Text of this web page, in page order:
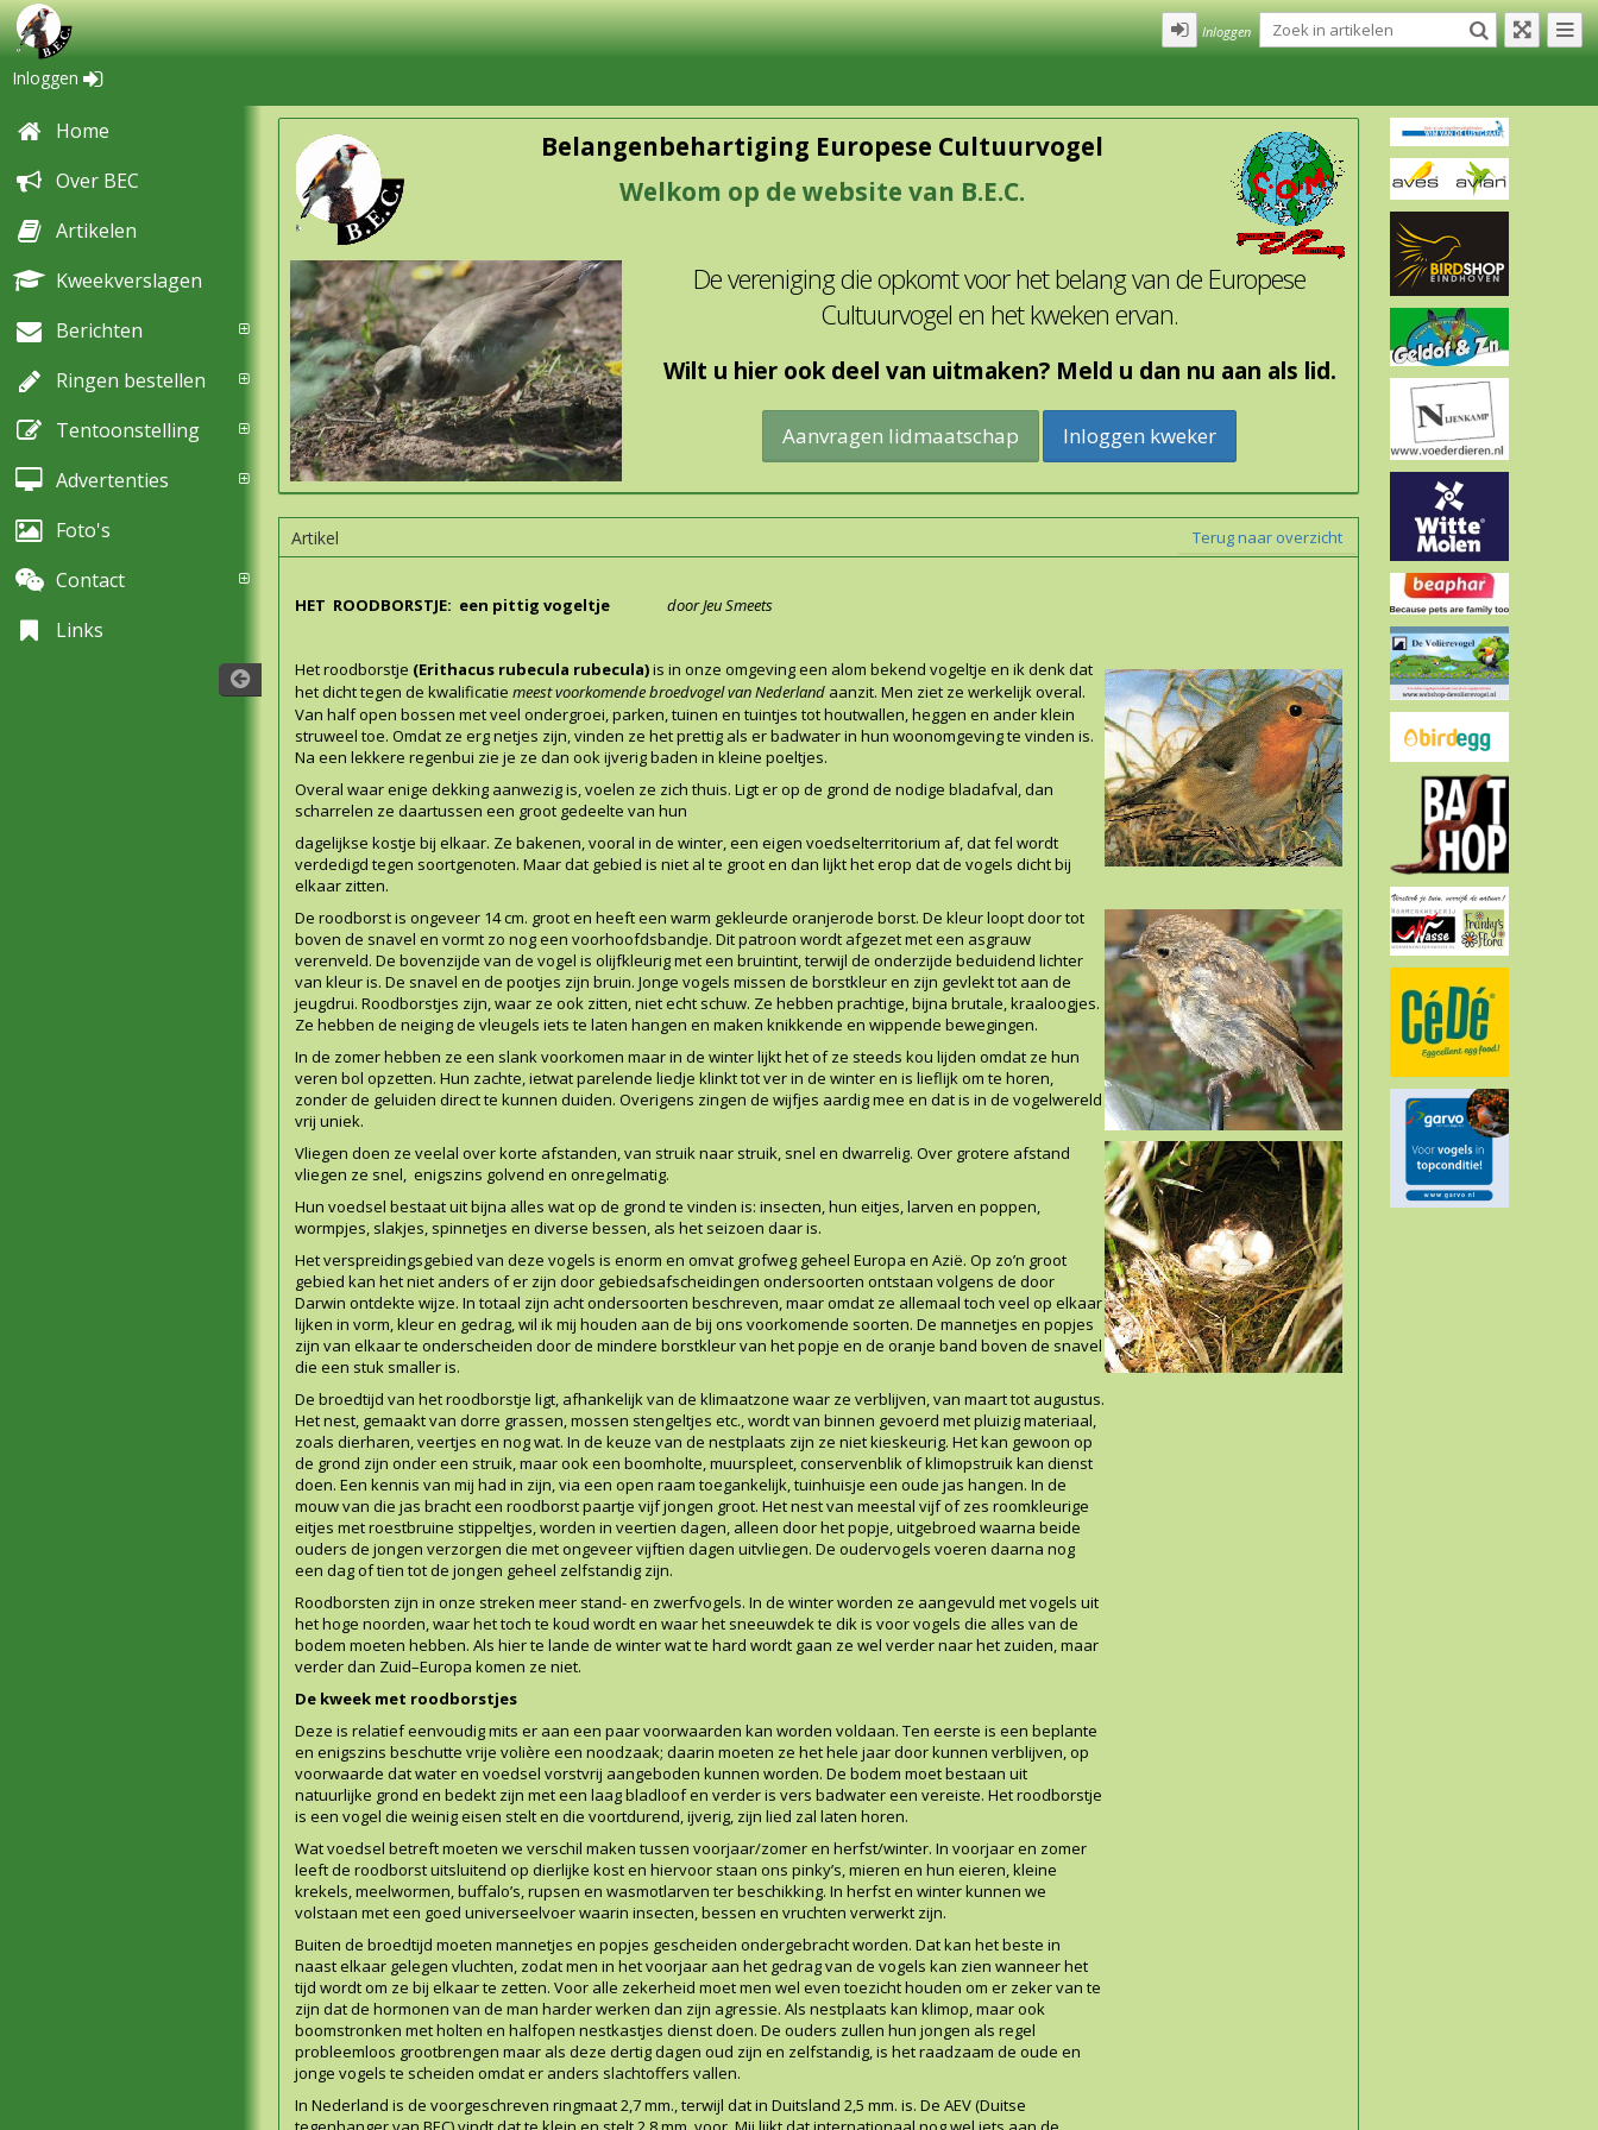
Inloggen
Inloggen
Home
Over BEC
Artikelen
Kweekverslagen
Berichten
Ringen bestellen
Tentoonstelling
Advertenties
Foto's
Contact
Links
Belangenbehartiging Europese Cultuurvogel
Welkom op de website van B.E.C.
De vereniging die opkomt voor het belang van de Europese
Cultuurvogel en het kweken ervan.
Wilt u hier ook deel van uitmaken? Meld u dan nu aan als lid.
Inloggen kweker
Terug naar overzicht
Artikel
HET ROODBORSTJE: een pittig vogeltje door Jeu Smeets
Het roodborstje (Erithacus rubecula rubecula)is in onze omgeving een alom bekend vogeltje en ik denk dat
het dicht tegen de kwalificatie meest voorkomende broedvogel vanNederland aanzit. Men ziet ze werkelijk overal.
Van half open bossen met veel ondergroei, parken, tuinen en tuintjes tot houtwallen, heggen en ander klein
struweel toe. Omdat ze erg netjes zijn, vinden ze het prettig als er badwater in hun woonomgeving te vinden is.
Na een lekkere regenbui zie je ze dan ook ijverig baden in kleine poeltjes.
Overal waar enige dekking aanwezig is, voelen ze zich thuis. Ligt er op de grond de nodige bladafval, dan
scharrelen ze daartussen een groot gedeelte van hun
dagelijkse kostje bij elkaar. Ze bakenen, vooral in de winter, een eigen voedselterritorium af, dat fel wordt
verdedigd tegen soortgenoten. Maar dat gebied is niet al te groot en dan lijkt het erop dat de vogels dicht bij
elkaar zitten.
De roodborst is ongeveer 14 cm. groot en heeft een warm gekleurde oranjerode borst. De kleur loopt door tot
boven de snavel en vormt zo nog een voorhoofdsbandje. Dit patroon wordt afgezet met een asgrauw
verenveld. De bovenzijde van de vogel is olijfkleurig met een bruintint, terwijl de onderzijde beduidend lichter
van kleur is. De snavel en de pootjes zijn bruin. Jonge vogels missen de borstkleur en zijn gevlekt tot aan de
jeugdrui. Roodborstjes zijn, waar ze ook zitten, niet echt schuw. Ze hebben prachtige, bijna brutale, kraaloogjes.
Ze hebben de neiging de vleugels iets te laten hangen en maken knikkende en wippende bewegingen.
In de zomer hebben ze een slank voorkomen maar in de winter lijkt het of ze steeds kou lijden omdat ze hun
veren bol opzetten. Hun zachte, ietwat parelende liedje klinkt tot ver in de winter en is lieflijk om te horen,
zonder de geluiden direct te kunnen duiden. Overigens zingen de wijfjes aardig mee en dat is in de vogelwereld
vrij uniek.
Vliegen doen ze veelal over korte afstanden, van struik naar struik, snel en dwarrelig. Over grotere afstand
vliegen ze snel, enigszins golvend en onregelmatig.
Hun voedsel bestaat uit bijna alles wat op de grond te vinden is: insecten, hun eitjes, larven en poppen,
wormpjes, slakjes, spinnetjes en diverse bessen, als het seizoen daar is.
Het verspreidingsgebied van deze vogels is enorm en omvat grofweg geheel Europa en Azië. Op zo’n groot
gebied kan het niet anders of er zijn door gebiedsafscheidingen ondersoorten ontstaan volgens de door
Darwin ontdekte wijze. In totaal zijn acht ondersoorten beschreven, maar omdat ze allemaal toch veel op elkaar
lijken in vorm, kleur en gedrag, wil ik mij houden aan de bij ons voorkomende soorten. De mannetjes en popjes
zijn van elkaar te onderscheiden door de mindere borstkleur van het popje en de oranje band boven de snavel
die een stuk smaller is.
De broedtijd van het roodborstje ligt, afhankelijk van de klimaatzone waar ze verblijven, van maart tot augustus.
Het nest, gemaakt van dorre grassen, mossen stengeltjes etc., wordt van binnen gevoerd met pluizig materiaal,
zoals dierharen, veertjes en nog wat. In de keuze van de nestplaats zijn ze niet kieskeurig. Het kan gewoon op
de grond zijn onder een struik, maar ook een boomholte, muurspleet, conservenblik of klimopstruik kan dienst
doen. Een kennis van mij had in zijn, via een open raam toegankelijk, tuinhuisje een oude jas hangen. In de
mouw van die jas bracht een roodborst paartje vijf jongen groot. Het nest van meestal vijf of zes roomkleurige
eitjes met roestbruine stippeltjes, worden in veertien dagen, alleen door het popje, uitgebroed waarna beide
ouders de jongen verzorgen die met ongeveer vijftien dagen uitvliegen. De oudervogels voeren daarna nog
een dag of tien tot de jongen geheel zelfstandig zijn.
Roodborsten zijn in onze streken meer stand- en zwerfvogels. In de winter worden ze aangevuld met vogels uit
het hoge noorden, waar het toch te koud wordt en waar het sneeuwdek te dik is voor vogels die alles van de
bodem moeten hebben. Als hier te lande de winter wat te hard wordt gaan ze wel verder naar het zuiden, maar
verder dan Zuid–Europa komen ze niet.
De kweek met roodborstjes
Deze is relatief eenvoudig mits er aan een paar voorwaarden kan worden voldaan. Ten eerste is een beplante
en enigszins beschutte vrije volière een noodzaak; daarin moeten ze het hele jaar door kunnen verblijven, op
voorwaarde dat water en voedsel vorstvrij aangeboden kunnen worden. De bodem moet bestaan uit
natuurlijke grond en bedekt zijn met een laag bladloof en verder is vers badwater een vereiste. Het roodborstje
is een vogel die weinig eisen stelt en die voortdurend, ijverig, zijn lied zal laten horen.
Wat voedsel betreft moeten we verschil maken tussen voorjaar/zomer en herfst/winter. In voorjaar en zomer
leeft de roodborst uitsluitend op dierlijke kost en hiervoor staan ons pinky’s, mieren en hun eieren, kleine
krekels, meelwormen, buffalo’s, rupsen en wasmotlarven ter beschikking. In herfst en winter kunnen we
volstaan met een goed universeelvoer waarin insecten, bessen en vruchten verwerkt zijn.
Buiten de broedtijd moeten mannetjes en popjes gescheiden ondergebracht worden. Dat kan het beste in
naast elkaar gelegen vluchten, zodat men in het voorjaar aan het gedrag van de vogels kan zien wanneer het
tijd wordt om ze bij elkaar te zetten. Voor alle zekerheid moet men wel even toezicht houden om er zeker van te
zijn dat de hormonen van de man harder werken dan zijn agressie. Als nestplaats kan klimop, maar ook
boomstronken met holten en halfopen nestkastjes dienst doen. De ouders zullen hun jongen als regel
probleemloos grootbrengen maar als deze dertig dagen oud zijn en zelfstandig, is het raadzaam de oude en
jonge vogels te scheiden omdat er anders slachtoffers vallen.
In Nederland is de voorgeschreven ringmaat 2,7 mm., terwijl dat in Duitsland 2,5 mm. is. De AEV (Duitse